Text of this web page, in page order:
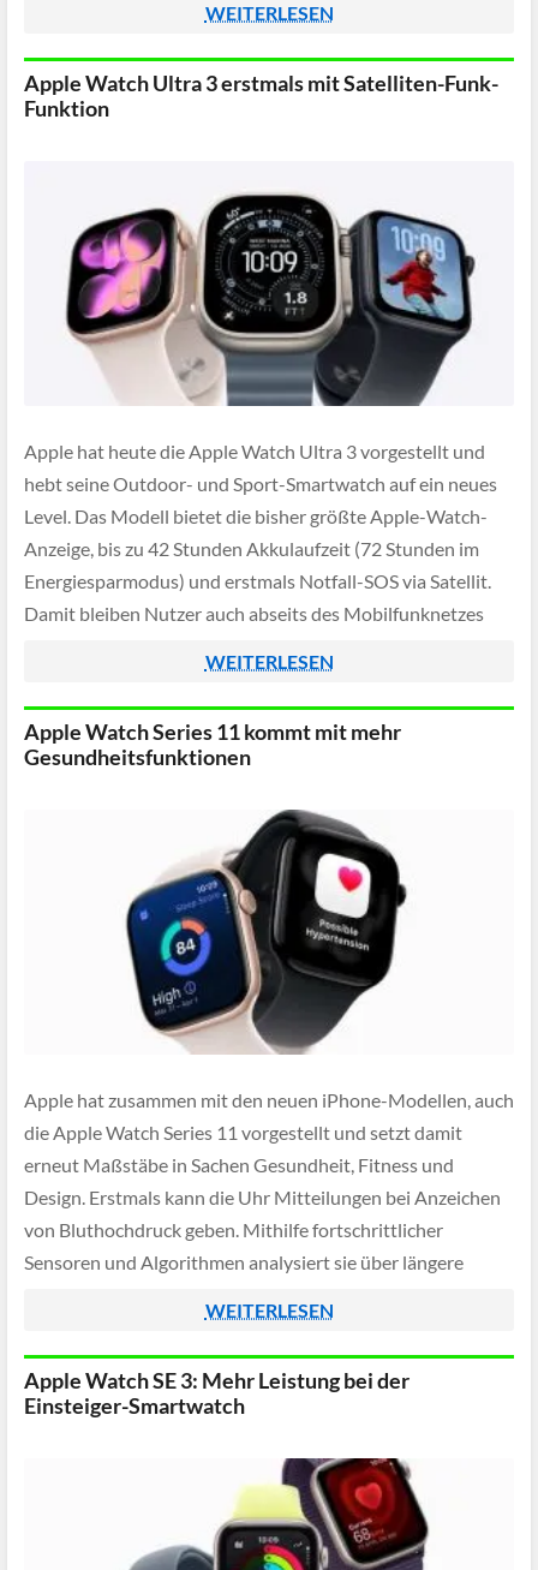
WEITERLESEN
Apple Watch Ultra 3 erstmals mit Satelliten-Funk-
Funktion
Apple hat heute die Apple Watch Ultra 3 vorgestellt und
hebt seine Outdoor- und Sport-Smartwatch auf ein neues
Level. Das Modell bietet die bisher größte Apple-Watch-
Anzeige, bis zu 42 Stunden Akkulaufzeit (72 Stunden im
Energiesparmodus) und erstmals Notfall-SOS via Satellit.
Damit bleiben Nutzer auch abseits des Mobilfunknetzes
WEITERLESEN
Apple Watch Series 11 kommt mit mehr
Gesundheitsfunktionen
Apple hat zusammen mit den neuen iPhone-Modellen, auch
die Apple Watch Series 11 vorgestellt und setzt damit
erneut Maßstäbe in Sachen Gesundheit, Fitness und
Design. Erstmals kann die Uhr Mitteilungen bei Anzeichen
von Bluthochdruck geben. Mithilfe fortschrittlicher
Sensoren und Algorithmen analysiert sie über längere
wertvolle Hinweise auf mögliche Risiken, […]
WEITERLESEN
Apple Watch SE 3: Mehr Leistung bei der
Einsteiger-Smartwatch